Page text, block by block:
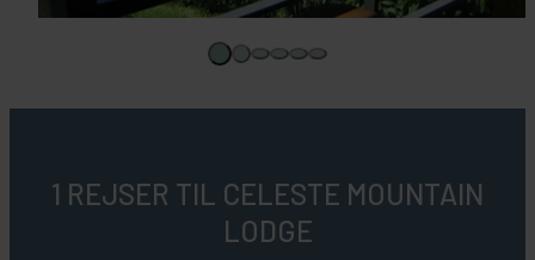
1 REJSER TIL CELESTE MOUNTAIN
LODGE